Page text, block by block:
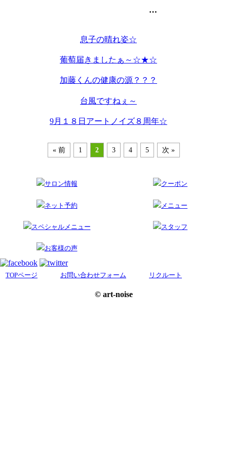
池袋の美容室・美容院のart-noise
息子の晴れ姿☆
葡萄届きましたぁ～☆★☆
加藤くんの健康の源？？？
台風ですねぇ～
9月１８日アートノイズ８周年☆
« 前 1 2 3 4 5 次 »
サロン情報 クーポン
ネット予約 メニュー
スペシャルメニュー スタッフ
お客様の声
TOPページ お問い合わせフォーム リクルート
© art-noise